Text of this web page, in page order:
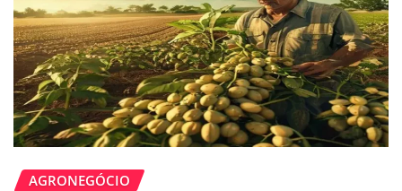
AGRONEGÓCIO